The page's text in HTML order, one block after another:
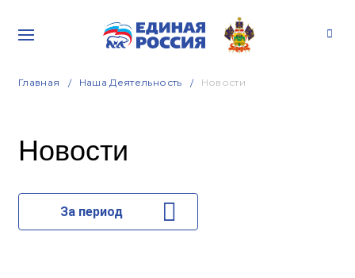
Главная Наша Деятельность Новости
Новости
За период